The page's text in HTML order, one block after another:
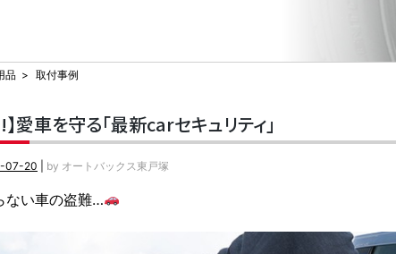
品 取付事例
愛車を守る「最新carセキュリティ」
07-20 by オートバックス東戸塚
ない車の盗難…